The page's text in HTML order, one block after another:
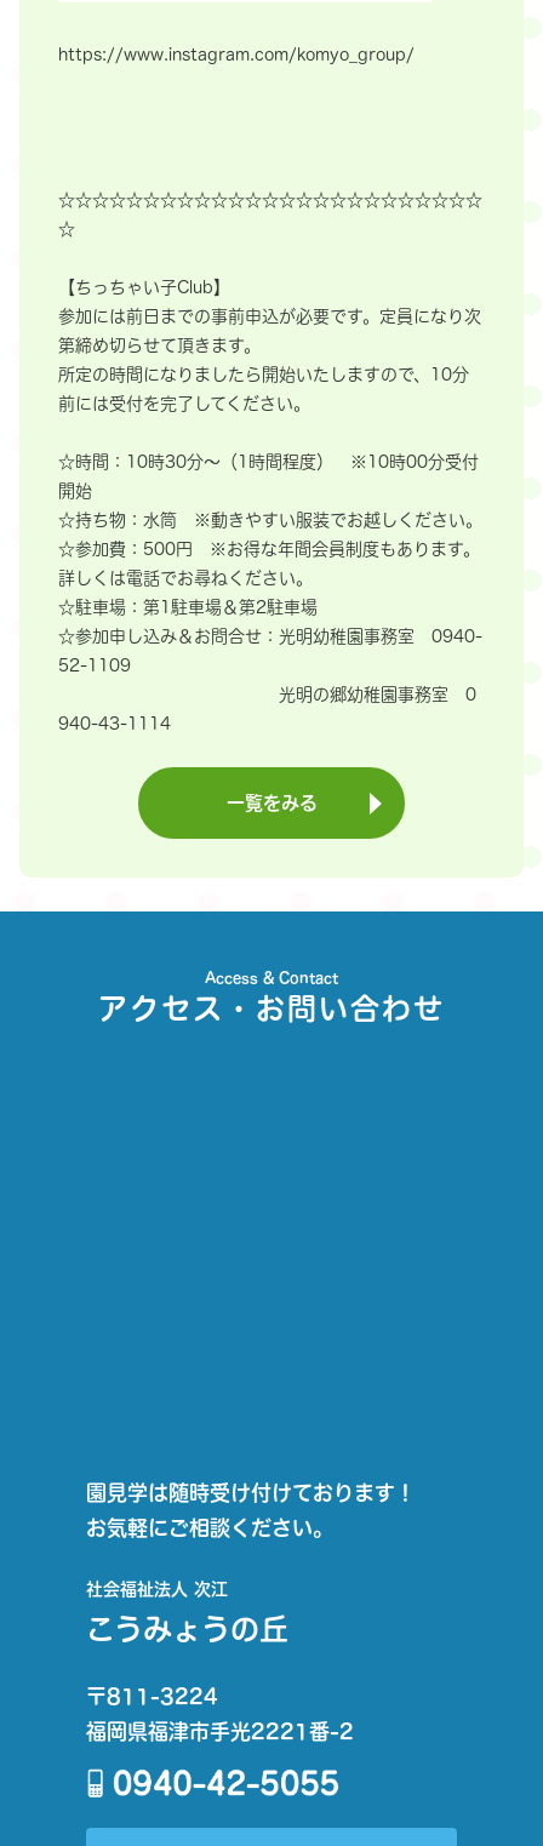
https://www.instagram.com/komyo_group/
☆☆☆☆☆☆☆☆☆☆☆☆☆☆☆☆☆☆☆☆☆☆☆☆☆
☆
【ちっちゃい子Club】
参加には前日までの事前申込が必要です。定員になり次
第締め切らせて頂きます。
所定の時間になりましたら開始いたしますので、10分
前には受付を完了してください。
☆時間：10時30分～（1時間程度） ※10時00分受付
開始
☆持ち物：水筒 ※動きやすい服装でお越しください。
☆参加費：500円 ※お得な年間会員制度もあります。
詳しくは電話でお尋ねください。
☆駐車場：第1駐車場＆第2駐車場
☆参加申し込み＆お問合せ：光明幼稚園事務室 0940-
52-1109
光明の郷幼稚園事務室 0
940-43-1114
一覧をみる
Access & Contact
アクセス・お問い合わせ
園見学は随時受け付けております！
お気軽にご相談ください。
社会福祉法人 次江
こうみょうの丘
〒811-3224
福岡県福津市手光2221番-2